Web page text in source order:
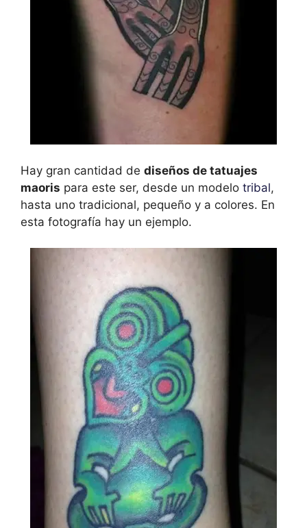
Hay gran cantidad de diseños de tatuajes
maoris para este ser, desde un modelo tribal,
hasta uno tradicional, pequeño y a colores. En
esta fotografía hay un ejemplo.